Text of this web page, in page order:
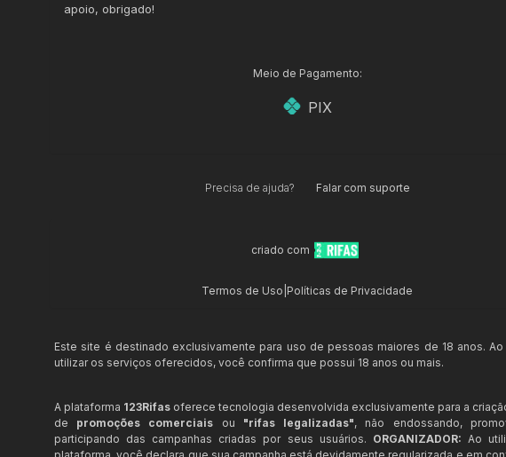
apoio, obrigado!
Meio de Pagamento:
PIX
Precisa de ajuda? Falar com suporte
criado com
Termos de Uso Políticas de Privacidade
Este site é destinado exclusivamente para uso de pessoas maiores de 18 anos.
utilizar os serviços oferecidos, você confirma que possui 18 anos ou mais.
A plataforma 123Rifas oferece tecnologia desenvolvida exclusivamente para a
de promoções comerciais ou "rifas legalizadas", não endossando,
participando das campanhas criadas por seus usuários. ORGANIZADOR: Ao